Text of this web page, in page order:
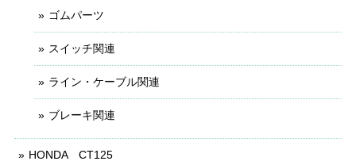
ゴムパーツ
スイッチ関連
ライン・ケーブル関連
ブレーキ関連
HONDA CT125